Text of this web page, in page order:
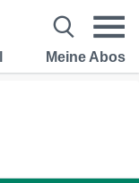
Meine Abos